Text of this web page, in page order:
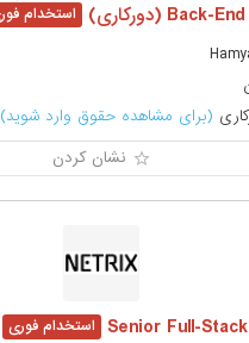
(برای مشاهده حقوق وارد شوید)
نشان کردن
Senior Full-